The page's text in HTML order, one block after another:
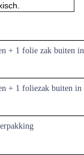
+ 1 folie zak buiten in
+ 1 foliezak buiten